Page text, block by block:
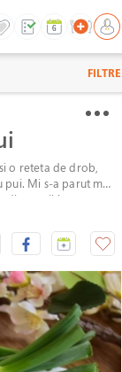
FILTRE
o reteta de drob,
Mi s-a parut mai
portii le-am
efect asa, fiecare